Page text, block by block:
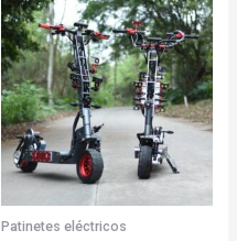
Patinetes eléctricos